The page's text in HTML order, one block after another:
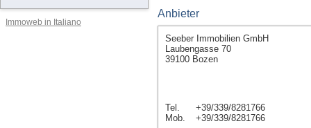
Immoweb in Italiano
Anbieter
Seeber Immobilien GmbH
Laubengasse 70
39100 Bozen
Tel.
+39/339/8281766
Mob.
+39/339/8281766